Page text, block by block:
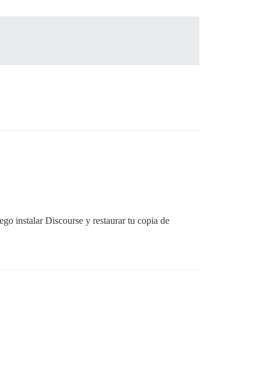
instalar Discourse y restaurar tu copia de